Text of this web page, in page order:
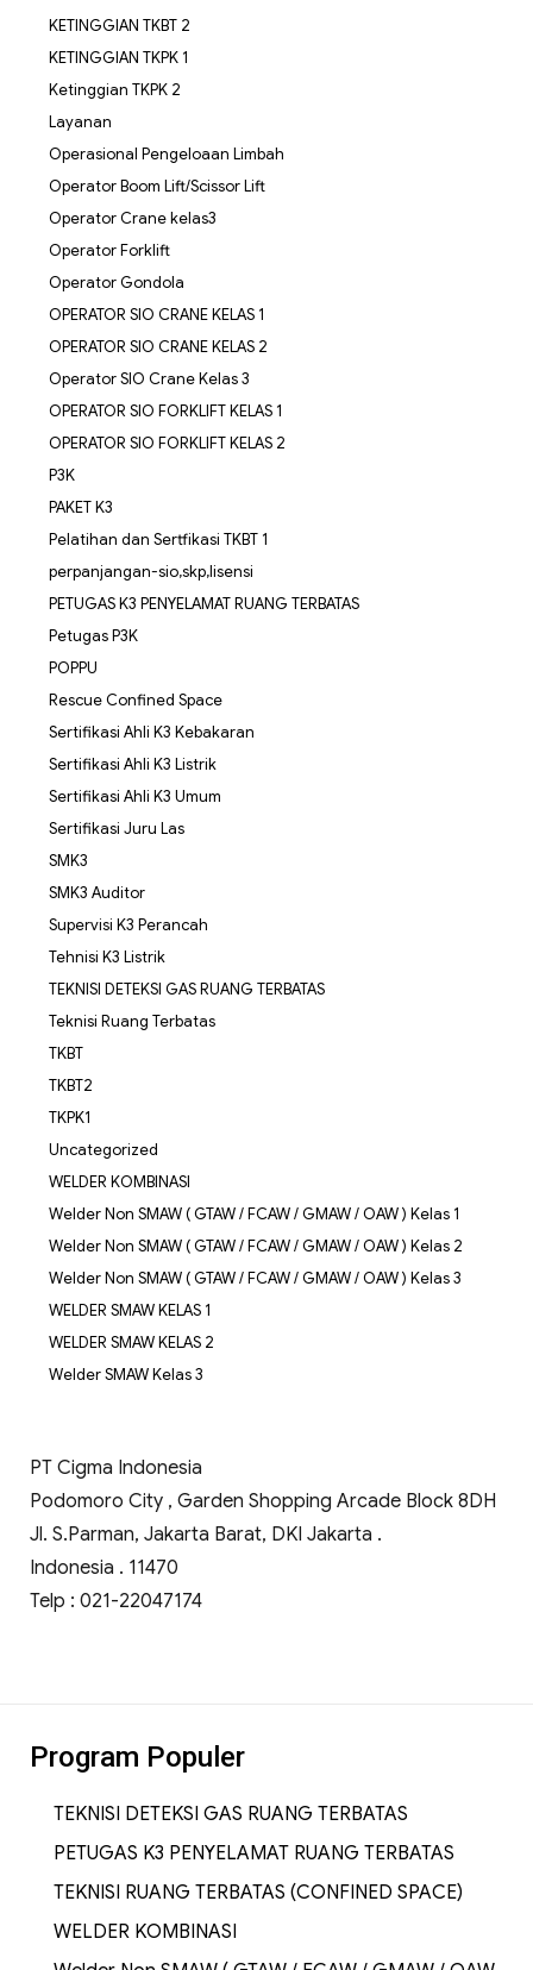
KETINGGIAN TKBT 2
KETINGGIAN TKPK 1
Ketinggian TKPK 2
Layanan
Operasional Pengeloaan Limbah
Operator Boom Lift/Scissor Lift
Operator Crane kelas3
Operator Forklift
Operator Gondola
OPERATOR SIO CRANE KELAS 1
OPERATOR SIO CRANE KELAS 2
Operator SIO Crane Kelas 3
OPERATOR SIO FORKLIFT KELAS 1
OPERATOR SIO FORKLIFT KELAS 2
P3K
PAKET K3
Pelatihan dan Sertfikasi TKBT 1
perpanjangan-sio,skp,lisensi
PETUGAS K3 PENYELAMAT RUANG TERBATAS
Petugas P3K
POPPU
Rescue Confined Space
Sertifikasi Ahli K3 Kebakaran
Sertifikasi Ahli K3 Listrik
Sertifikasi Ahli K3 Umum
Sertifikasi Juru Las
SMK3
SMK3 Auditor
Supervisi K3 Perancah
Tehnisi K3 Listrik
TEKNISI DETEKSI GAS RUANG TERBATAS
Teknisi Ruang Terbatas
TKBT
TKBT2
TKPK1
Uncategorized
WELDER KOMBINASI
Welder Non SMAW ( GTAW / FCAW / GMAW / OAW ) Kelas 1
Welder Non SMAW ( GTAW / FCAW / GMAW / OAW ) Kelas 2
Welder Non SMAW ( GTAW / FCAW / GMAW / OAW ) Kelas 3
WELDER SMAW KELAS 1
WELDER SMAW KELAS 2
Welder SMAW Kelas 3
PT Cigma Indonesia
Podomoro City , Garden Shopping Arcade Block 8DH
Jl. S.Parman, Jakarta Barat, DKI Jakarta .
Indonesia . 11470
Telp : 021-22047174
Program Populer
TEKNISI DETEKSI GAS RUANG TERBATAS
PETUGAS K3 PENYELAMAT RUANG TERBATAS
TEKNISI RUANG TERBATAS (CONFINED SPACE)
WELDER KOMBINASI